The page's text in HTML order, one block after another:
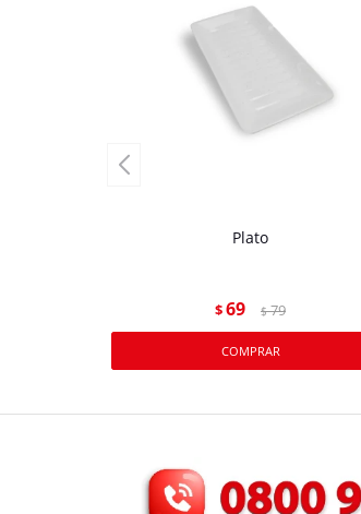
Plato
$69 $ 79